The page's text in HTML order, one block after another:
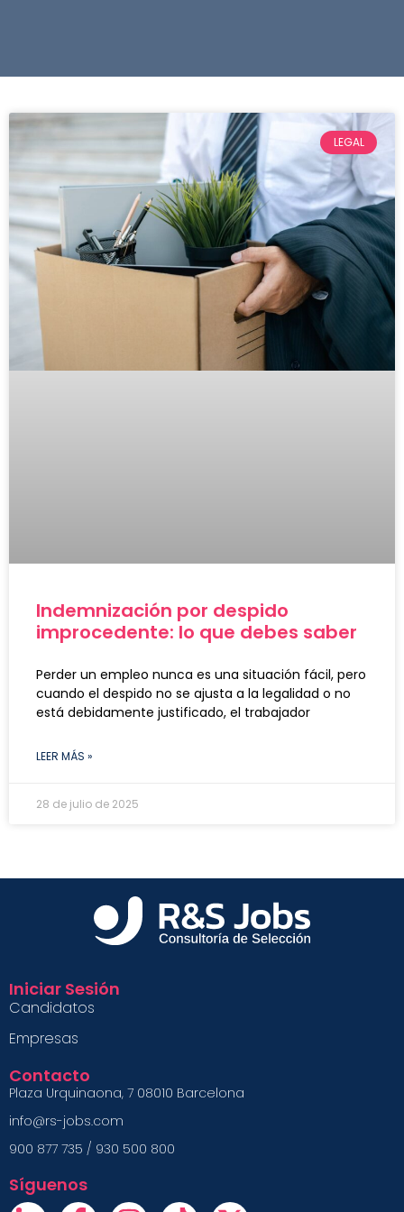
LEGAL
Indemnización por despido
improcedente: lo que debes saber
Perder un empleo nunca es una situación fácil, pero
cuando el despido no se ajusta a la legalidad o no
está debidamente justificado, el trabajador
LEER MÁS »
28 de julio de 2025
Iniciar Sesión
Candidatos
Empresas
Contacto
Plaza Urquinaona, 7 08010 Barcelona
info@rs-jobs.com
900 877 735 / 930 500 800
Síguenos